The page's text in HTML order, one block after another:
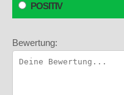
POSITIV
Bewertung: